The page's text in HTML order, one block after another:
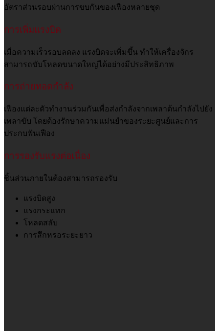
อัตราส่วนรอบผ่านการขบกันของเฟืองหลายชุด
การเพิ่มแรงบิด
เมื่อความเร็วรอบลดลง แรงบิดจะเพิ่มขึ้น ทำให้เครื่องจักร
สามารถขับโหลดขนาดใหญ่ได้อย่างมีประสิทธิภาพ
การถ่ายทอดกำลัง
เฟืองแต่ละตัวทำงานร่วมกันเพื่อส่งกำลังจากเพลาต้นกำลังไปยัง
เพลาขับ โดยต้องรักษาความแม่นยำของระยะศูนย์และการ
ประกบฟันเฟือง
การรองรับแรงต่อเนื่อง
ชิ้นส่วนภายในต้องสามารถรองรับ
แรงบิดสูง
แรงกระแทก
โหลดสลับ
การสึกหรอระยะยาว